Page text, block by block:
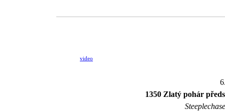
video
1350 Zlatý pohár